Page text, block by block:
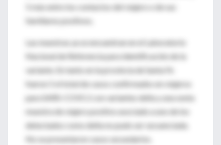
5 más entre los contactos del viajero o de sus
familiares positivos.
Las muestras ya se encuentran en el Laboratorio
Nacional de Referencia para identificación de la
variante. En tanto en la provincia de Santa Fe
fueron 5 el total de casos confirmados en viajeros
para SARS-COVS 2 con variantes delta y una sexta
muestra de viajero positivo asociado a uno de los
detectados como delta no pudo ser secuenciada.
No se presentaron casos secundarios.